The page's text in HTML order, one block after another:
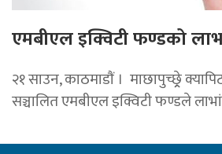
एमबीएल इक्विटी फण्डको
२१ साउन, काठमाडाैं । माछापुच्छ्र्रे
सञ्चालित एमबीएल इक्विटी फण्डले